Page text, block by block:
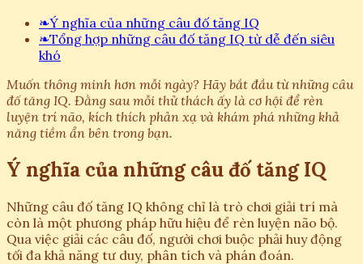
❧Ý nghĩa của những câu đố tăng IQ
❧Tổng hợp những câu đố tăng IQ từ dễ đến siêu
khó
Muốn thông minh hơn mỗi ngày? Hãy bắt đầu từ những câu
đố tăng IQ. Đằng sau mỗi thử thách ấy là cơ hội để rèn
luyện trí não, kích thích phản xạ và khám phá những khả
năng tiềm ẩn bên trong bạn.
Ý nghĩa của những câu đố tăng IQ
Những câu đố tăng IQ không chỉ là trò chơi giải trí mà
còn là một phương pháp hữu hiệu để rèn luyện não bộ.
Qua việc giải các câu đố, người chơi buộc phải huy động
tối đa khả năng tư duy, phân tích và phán đoán.